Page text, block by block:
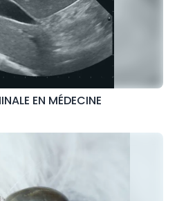
EN MÉDECINE